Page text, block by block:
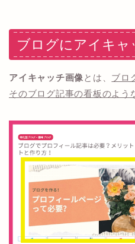
ブログにアイキャ
アイキャッチ画像 とは、 ブロ
そのブログ記事の看板のよう